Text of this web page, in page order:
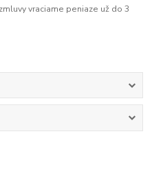
vraciame peniaze už do 3